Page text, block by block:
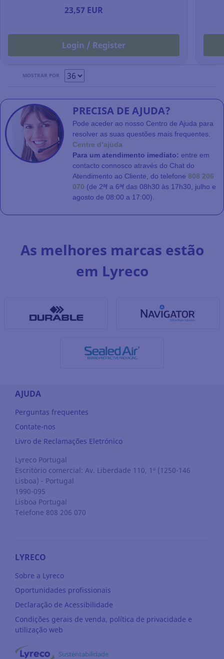
23,57 EUR
Login / Register
MOSTRAR POR
PRECISA DE AJUDA?
Pode aceder ao nosso Centro de Ajuda para
resolver as suas questões mais frequentes.
Centre d’ajuda
Para um atendimento imediato: entre em
contacto connosco através do Chat do
Atendimento ao Cliente, do telefone 808 206
070 (de 2ªf a 6ªf das 08h30 às 17h30, julho e
agosto de 08:00 a 17:00).
As melhores marcas estão
em Lyreco
AJUDA
Perguntas frequentes
Contate-nos
Livro de Reclamações Eletrónico
Lyreco Portugal
Escritório comercial: Av. Liberdade 110, 1º (1250-146
Lisboa) - Portugal
1990-095
Lisboa Portugal
Telefone 808 206 070
LYRECO
Sobre a Lyreco
Oportunidades profissionais
Declaração de Acessibilidade
Condições gerais de venda, política de privacidade e
utilização web
Sustentabilidade